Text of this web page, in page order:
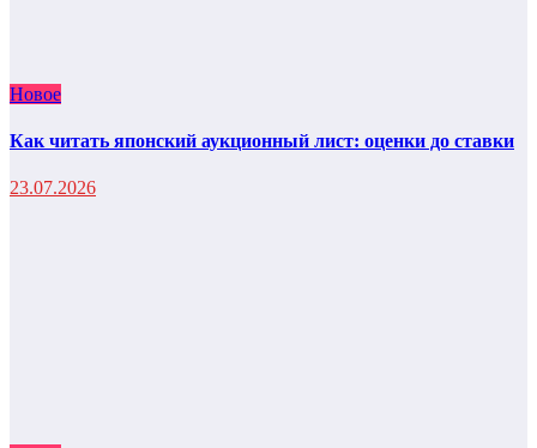
Новое
Как читать японский аукционный лист: оценки до ставки
23.07.2026